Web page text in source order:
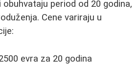
period od 20 godina,
Cene variraju u
evra za 20 godina